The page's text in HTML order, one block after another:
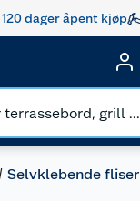
120 dager åpent kjøp
Selvklebende fliser